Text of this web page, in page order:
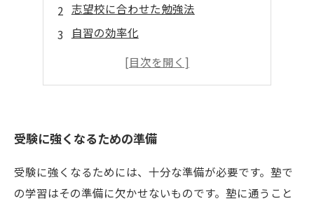
志望校に合わせた勉強法
自習の効率化
模試を受ける意義
受験に強くなるための準備
受験に強くなるためには、十分な準備が必要です。塾で
の学習はその準備に欠かせないものです。塾に通うこと